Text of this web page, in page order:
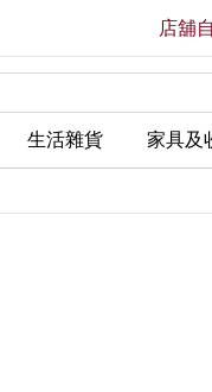
生活雜貨 家具及
店舖